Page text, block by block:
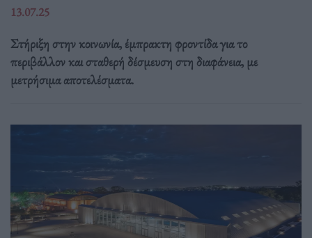
13.07.25
Στήριξη στην κοινωνία, έμπρακτη φροντίδα για το
περιβάλλον και σταθερή δέσμευση στη διαφάνεια, με
μετρήσιμα αποτελέσματα.